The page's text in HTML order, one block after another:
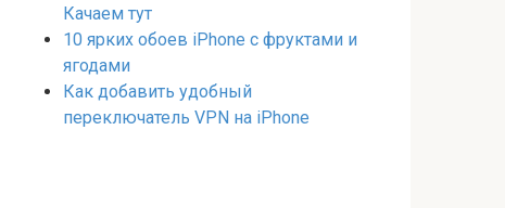
Качаем тут
10 ярких обоев iPhone с фруктами и
ягодами
Как добавить удобный
переключатель VPN на iPhone